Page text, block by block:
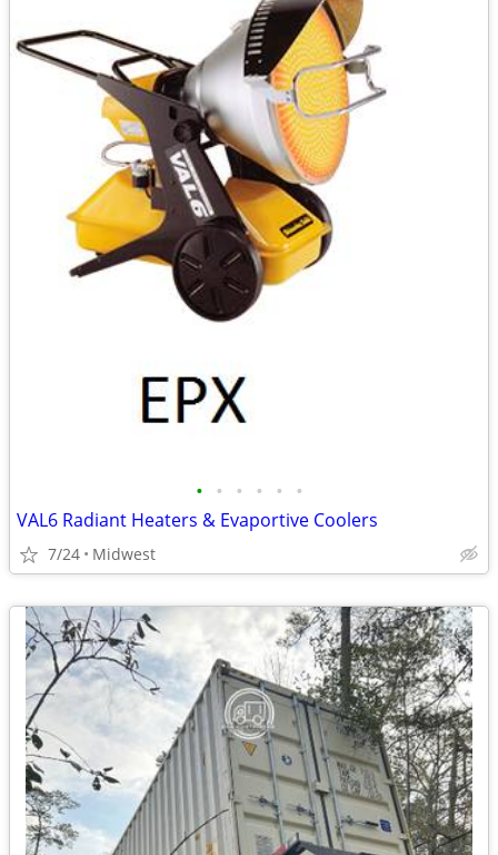
• • • • • •
VAL6 Radiant Heaters & Evaportive Coolers
7/24 Midwest